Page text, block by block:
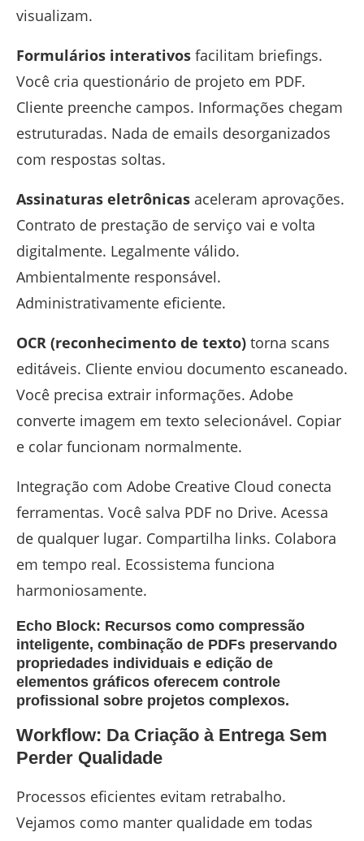
visualizam.
Formulários interativos facilitam briefings.
Você cria questionário de projeto em PDF.
Cliente preenche campos. Informações chegam
estruturadas. Nada de emails desorganizados
com respostas soltas.
Assinaturas eletrônicas aceleram aprovações.
Contrato de prestação de serviço vai e volta
digitalmente. Legalmente válido.
Ambientalmente responsável.
Administrativamente eficiente.
OCR (reconhecimento de texto) torna scans
editáveis. Cliente enviou documento escaneado.
Você precisa extrair informações. Adobe
converte imagem em texto selecionável. Copiar
e colar funcionam normalmente.
Integração com Adobe Creative Cloud conecta
ferramentas. Você salva PDF no Drive. Acessa
de qualquer lugar. Compartilha links. Colabora
em tempo real. Ecossistema funciona
harmoniosamente.
Echo Block: Recursos como compressão
inteligente, combinação de PDFs preservando
propriedades individuais e edição de
elementos gráficos oferecem controle
profissional sobre projetos complexos.
Workflow: Da Criação à Entrega Sem
Perder Qualidade
Processos eficientes evitam retrabalho.
Vejamos como manter qualidade em todas